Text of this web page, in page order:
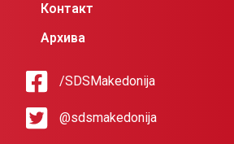
Контакт
Архива
/SDSMakedonija
@sdsmakedonija